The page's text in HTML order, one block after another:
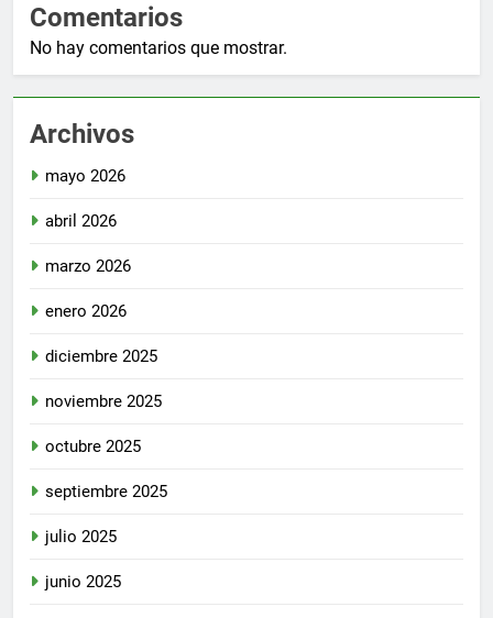
Comentarios
No hay comentarios que mostrar.
Archivos
mayo 2026
abril 2026
marzo 2026
enero 2026
diciembre 2025
noviembre 2025
octubre 2025
septiembre 2025
julio 2025
junio 2025